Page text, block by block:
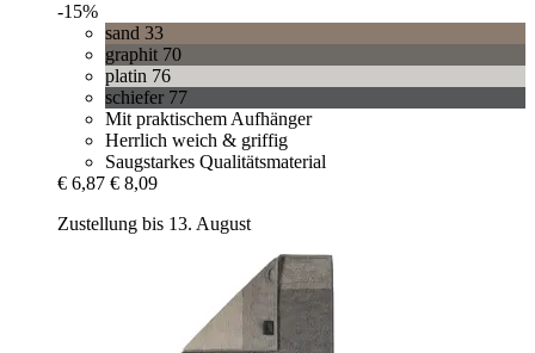
-15%
sand 33
graphit 70
platin 76
schiefer 77
Mit praktischem Aufhänger
Herrlich weich & griffig
Saugstarkes Qualitätsmaterial
€ 6,87 € 8,09
Zustellung bis 13. August